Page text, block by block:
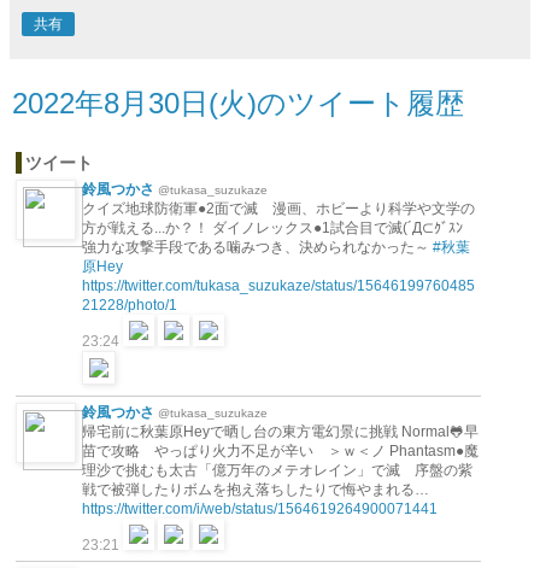
共有
2022年8月30日(火)のツイート履歴
ツイート
鈴風つかさ @tukasa_suzukaze
クイズ地球防衛軍●2面で滅 漫画、ホビーより科学や文学の
方が戦える...か？！ ダイノレックス●1試合目で滅(´Д⊂ｸﾞｽﾝ
強力な攻撃手段である噛みつき、決められなかった～ #秋葉
原Hey
https://twitter.com/tukasa_suzukaze/status/15646199760485
21228/photo/1
23:24
鈴風つかさ @tukasa_suzukaze
帰宅前に秋葉原Heyで晒し台の東方電幻景に挑戦 Normal🐸早
苗で攻略 やっぱり火力不足が辛い ＞ｗ＜ノ Phantasm●魔
理沙で挑むも太古「億万年のメテオレイン」で滅 序盤の紫
戦で被弾したりボムを抱え落ちしたりで悔やまれる…
https://twitter.com/i/web/status/1564619264900071441
23:21